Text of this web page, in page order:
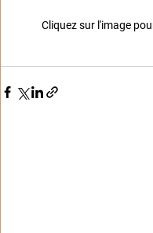
Cliquez sur l'image